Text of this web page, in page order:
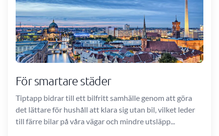
För smartare städer
Tiptapp bidrar till ett bilfritt samhälle genom att göra
det lättare för hushåll att klara sig utan bil, vilket leder
till färre bilar på våra vägar och mindre utsläpp...